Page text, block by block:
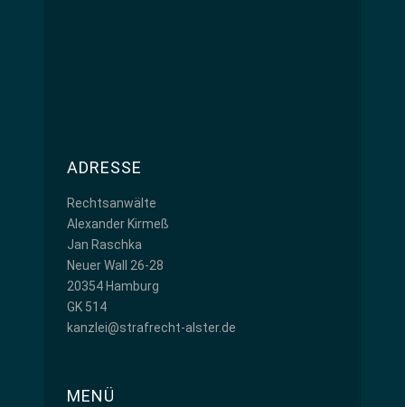
ADRESSE
Rechtsanwälte
Alexander Kirmeß
Jan Raschka
Neuer Wall 26-28
20354 Hamburg
GK 514
kanzlei@strafrecht-alster.de
MENÜ